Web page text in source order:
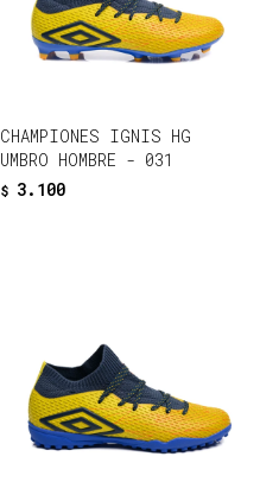
CHAMPIONES IGNIS HG
UMBRO HOMBRE - 031
$ 3.100